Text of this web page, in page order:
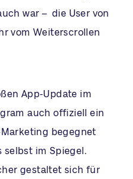
war – die User von
vom Weiterscrollen
App-Update im
auch offiziell ein
begegnet
selbst im Spiegel.
gestaltet sich für